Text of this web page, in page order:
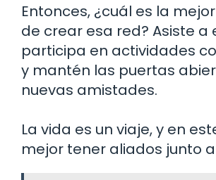
Entonces, ¿cuál es la
de crear esa red? Asiste a
participa en actividades
y mantén las puertas
nuevas amistades.
La vida es un viaje, y en
mejor tener aliados junto